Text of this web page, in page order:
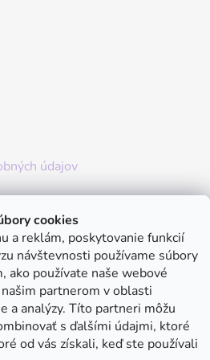
cookies
a reklám, poskytovanie funkcií
návštevnosti používame súbory
ako používate naše webové
partnerom v oblasti
a analýzy. Títo partneri môžu
s ďalšími údajmi, ktoré
od vás získali, keď ste používali
údajov